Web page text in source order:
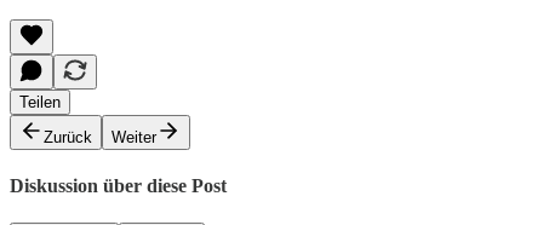
Teilen
Zurück
Weiter
Diskussion über diese Post